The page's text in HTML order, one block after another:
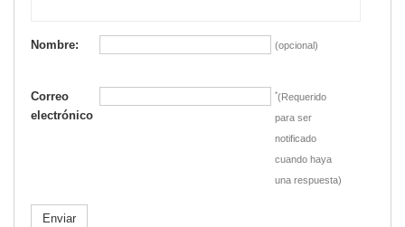
Nombre: (opcional)
Correo
electrónico
*(Requerido
para ser
notificado
cuando haya
una respuesta)
Enviar